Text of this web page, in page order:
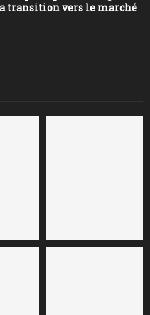
transition vers le marché